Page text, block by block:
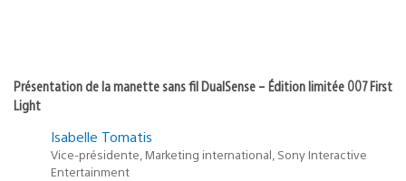
Présentation de la manette sans fil DualSense – Édition limitée 007 First
Light
Isabelle Tomatis
Vice-présidente, Marketing international, Sony Interactive
Entertainment